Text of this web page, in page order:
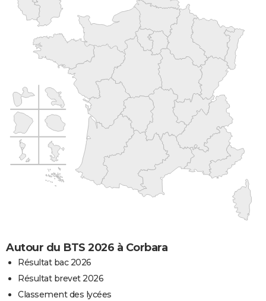
Autour du BTS 2026 à Corbara
Résultat bac 2026
Résultat brevet 2026
Classement des lycées